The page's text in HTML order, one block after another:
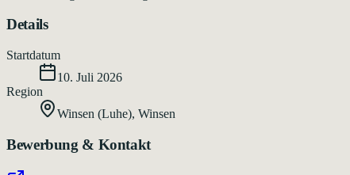
Details
Startdatum
10. Juli 2026
Region
Winsen (Luhe), Winsen
Bewerbung & Kontakt